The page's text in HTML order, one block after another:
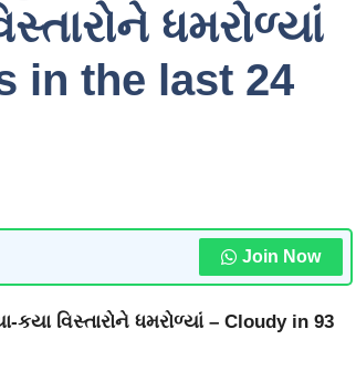
ધમરોળ્યાં
in the last 24
Join Now
વિસ્તારોને ધમરોળ્યાં – Cloudy in 93